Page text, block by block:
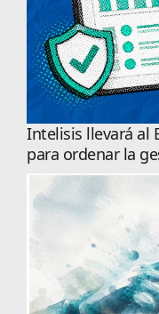
Intelisis llevará al
para ordenar la